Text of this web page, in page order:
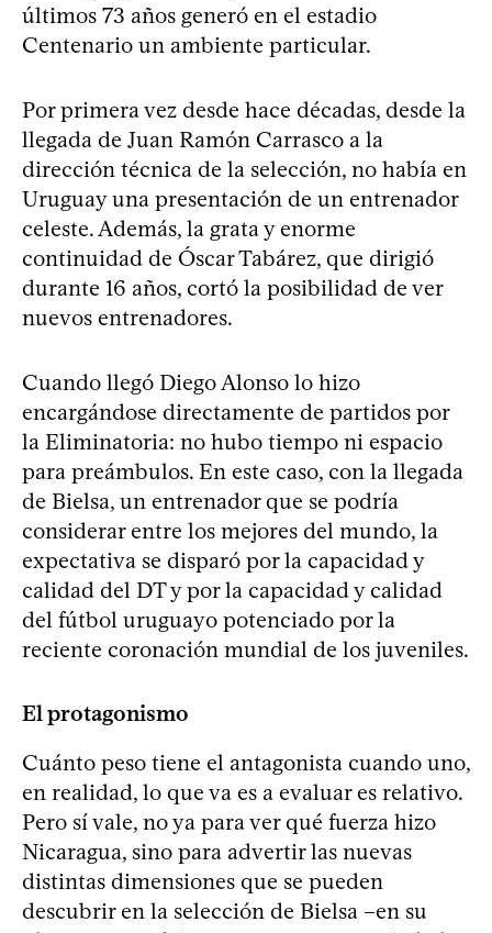
últimos 73 años generó en el estadio
Centenario un ambiente particular.
Por primera vez desde hace décadas, desde la
llegada de Juan Ramón Carrasco a la
dirección técnica de la selección, no había en
Uruguay una presentación de un entrenador
celeste. Además, la grata y enorme
continuidad de Óscar Tabárez, que dirigió
durante 16 años, cortó la posibilidad de ver
nuevos entrenadores.
Cuando llegó Diego Alonso lo hizo
encargándose directamente de partidos por
la Eliminatoria: no hubo tiempo ni espacio
para preámbulos. En este caso, con la llegada
de Bielsa, un entrenador que se podría
considerar entre los mejores del mundo, la
expectativa se disparó por la capacidad y
calidad del DT y por la capacidad y calidad
del fútbol uruguayo potenciado por la
reciente coronación mundial de los juveniles.
El protagonismo
Cuánto peso tiene el antagonista cuando uno,
en realidad, lo que va es a evaluar es relativo.
Pero sí vale, no ya para ver qué fuerza hizo
Nicaragua, sino para advertir las nuevas
distintas dimensiones que se pueden
descubrir en la selección de Bielsa –en su